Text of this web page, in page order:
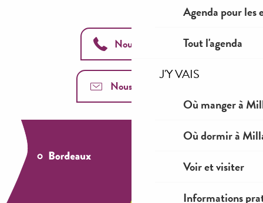
Agenda pour les
Tout l'agenda
J'Y VAIS
Où manger à
Où dormir à
Voir et visiter
Informations
Nous appeler
Nous contacter